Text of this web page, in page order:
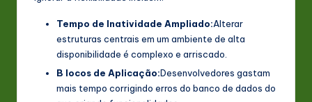
Tempo de Inatividade Ampliado:Alterar
estruturas centrais em um ambiente de alta
disponibilidade é complexo e arriscado.
B locos de Aplicação:Desenvolvedores gastam
mais tempo corrigindo erros do banco de dados do